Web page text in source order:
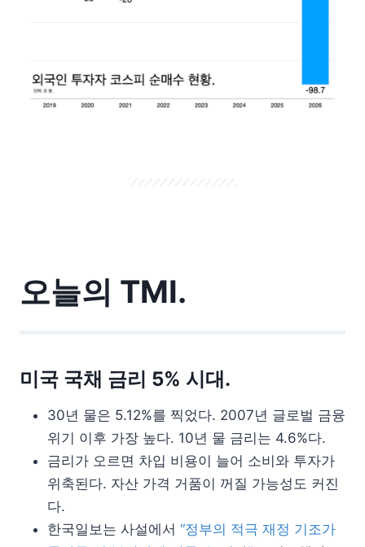
오늘의 TMI.
미국 국채 금리 5% 시대.
30년 물은 5.12%를 찍었다. 2007년 글로벌 금융
위기 이후 가장 높다. 10년 물 금리는 4.6%다.
금리가 오르면 차입 비용이 늘어 소비와 투자가
위축된다. 자산 가격 거품이 꺼질 가능성도 커진
다.
한국일보는 사설에서 “정부의 적극 재정 기조가